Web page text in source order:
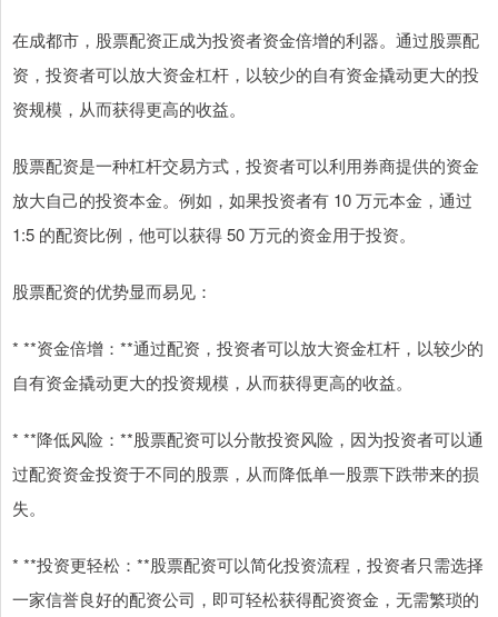
在成都市，股票配资正成为投资者资金倍增的利器。通过股票配
资，投资者可以放大资金杠杆，以较少的自有资金撬动更大的投
资规模，从而获得更高的收益。
股票配资是一种杠杆交易方式，投资者可以利用券商提供的资金
放大自己的投资本金。例如，如果投资者有 10 万元本金，通过
1:5 的配资比例，他可以获得 50 万元的资金用于投资。
股票配资的优势显而易见：
* **资金倍增：**通过配资，投资者可以放大资金杠杆，以较少的
自有资金撬动更大的投资规模，从而获得更高的收益。
* **降低风险：**股票配资可以分散投资风险，因为投资者可以通
过配资资金投资于不同的股票，从而降低单一股票下跌带来的损
失。
* **投资更轻松：**股票配资可以简化投资流程，投资者只需选择
一家信誉良好的配资公司，即可轻松获得配资资金，无需繁琐的